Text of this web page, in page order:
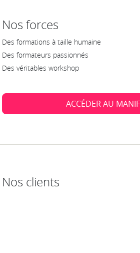
Nos forces
Des formations à taille humaine
Des formateurs passionnés
Des véritables workshop
ACCÉDER AU
Nos clients